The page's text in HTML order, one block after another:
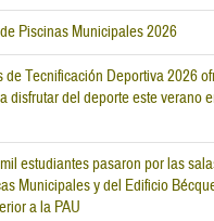
Piscinas Municipales 2026
de Tecnificación Deportiva 2026
disfrutar del deporte este verano
estudiantes pasaron por las
Municipales y del Edificio
a la PAU